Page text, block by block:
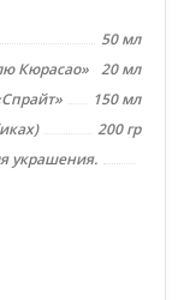
50 мл
Кюрасао» 20 мл
150 мл
200 гр
украшения.